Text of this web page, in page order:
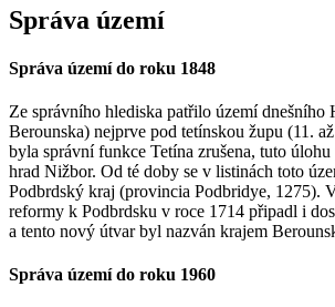
Správa území
Správa území do roku 1848
Ze správního hlediska patřilo území dnešního
Berounska) nejprve pod tetínskou župu (11.
byla správní funkce Tetína zrušena, tuto
hrad Nižbor. Od té doby se v listinách toto
Podbrdský kraj (provincia Podbridye, 1275).
reformy k Podbrdsku v roce 1714 připadl i
a tento nový útvar byl nazván krajem
Správa území do roku 1960